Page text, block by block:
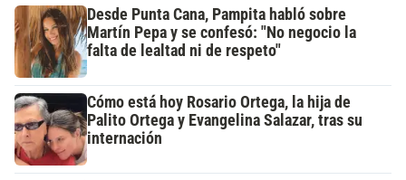
Desde Punta Cana, Pampita habló sobre
Martín Pepa y se confesó: "No negocio la
falta de lealtad ni de respeto"
Cómo está hoy Rosario Ortega, la hija de
Palito Ortega y Evangelina Salazar, tras su
internación